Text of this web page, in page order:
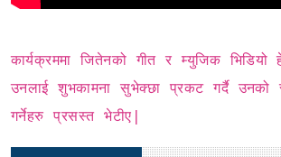
कार्यक्रममा जितेनको गीत र म्युजिक भिडियो
उनलाई शुभकामना सुभेक्छा प्रकट गर्दै उनको
गर्नेहरु प्रसस्त भेटीए|